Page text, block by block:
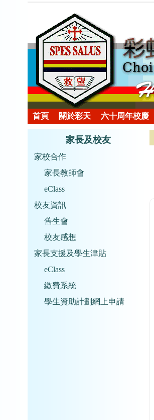
首頁 關於彩天 六十周年校慶
家長及校友
家校合作
家長教師會
eClass
校友資訊
舊生會
校友感想
家長支援及學生津貼
eClass
繳費系統
學生資助計劃網上申請